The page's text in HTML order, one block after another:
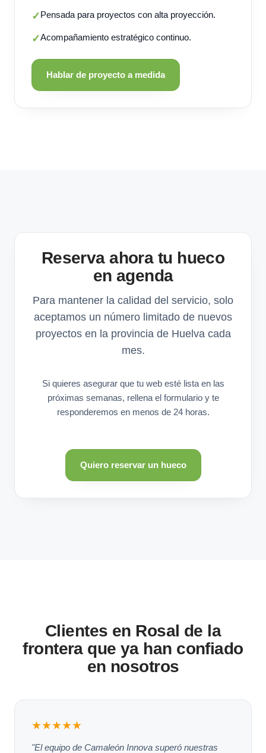
✓Pensada para proyectos con alta proyección.
✓Acompañamiento estratégico continuo.
Hablar de proyecto a medida
Reserva ahora tu hueco
en agenda
Para mantener la calidad del servicio, solo
aceptamos un número limitado de nuevos
proyectos en la provincia de Huelva cada
mes.
Si quieres asegurar que tu web esté lista en las
próximas semanas, rellena el formulario y te
responderemos en menos de 24 horas.
Quiero reservar un hueco
Clientes en Rosal de la
frontera que ya han confiado
en nosotros
★★★★★
"El equipo de Camaleón Innova superó nuestras